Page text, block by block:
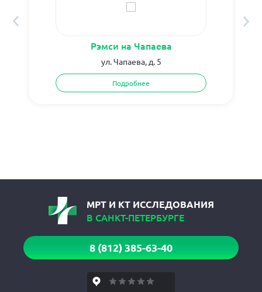
Рэмси на Чапаева
ул. Чапаева, д. 5
Подробнее
МРТ И КТ ИССЛЕДОВАНИЯ
В САНКТ-ПЕТЕРБУРГЕ
8 (812) 385-63-40